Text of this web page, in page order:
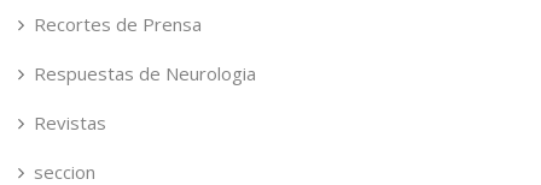
Recortes de Prensa
Respuestas de Neurologia
Revistas
seccion